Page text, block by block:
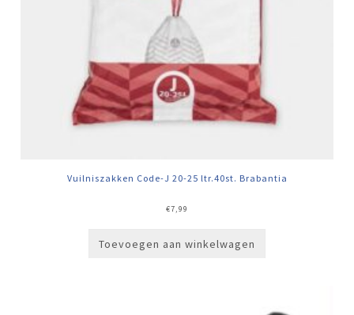
Vuilniszakken Code-J 20-25 ltr.40st. Brabantia
€7,99
Toevoegen aan winkelwagen